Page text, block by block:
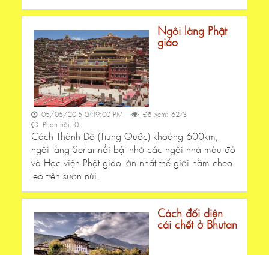
Ngôi làng Phật
giáo
05/05/2015 07:19:00 PM
Đã xem: 6273
Phản hồi: 0
Cách Thành Đô (Trung Quốc) khoảng 600km,
ngôi làng Sertar nổi bật nhờ các ngôi nhà màu đỏ
và Học viện Phật giáo lớn nhất thế giới nằm cheo
leo trên sườn núi.
Cách đối diện
cái chết ở Bhutan